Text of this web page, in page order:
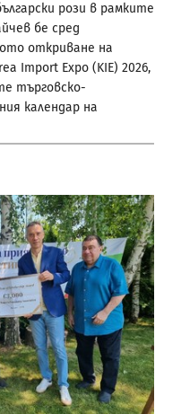
рози в рамките
бе сред
откриване на
Import Expo (KIE) 2026,
търговско-
календар на